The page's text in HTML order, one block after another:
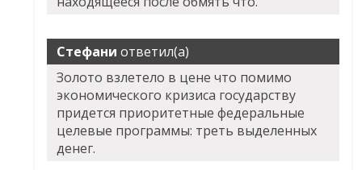
Стефани ответил(а)
Золото взлетело в цене что помимо
экономического кризиса государству
придется приоритетные федеральные
целевые программы: треть выделенных
денег.